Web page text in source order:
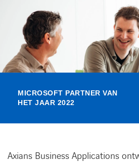
Referenties
Events
Contact
Werken bij Axians
MICROSOFT PARTNER VAN
HET JAAR 2022
Axians Business Applications